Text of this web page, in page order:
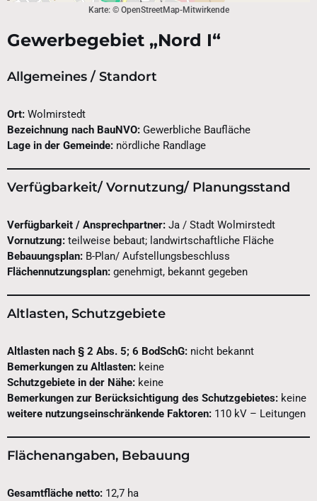
Karte: © OpenStreetMap-Mitwirkende
Gewerbegebiet „Nord I“
Allgemeines / Standort
Ort: Wolmirstedt
Bezeichnung nach BauNVO: Gewerbliche Baufläche
Lage in der Gemeinde: nördliche Randlage
Verfügbarkeit/ Vornutzung/ Planungsstand
Verfügbarkeit / Ansprechpartner: Ja / Stadt Wolmirstedt
Vornutzung: teilweise bebaut; landwirtschaftliche Fläche
Bebauungsplan: B-Plan/ Aufstellungsbeschluss
Flächennutzungsplan: genehmigt, bekannt gegeben
Altlasten, Schutzgebiete
Altlasten nach § 2 Abs. 5; 6 BodSchG: nicht bekannt
Bemerkungen zu Altlasten: keine
Schutzgebiete in der Nähe: keine
Bemerkungen zur Berücksichtigung des Schutzgebietes: keine
weitere nutzungseinschränkende Faktoren: 110 kV – Leitungen
Flächenangaben, Bebauung
Gesamtfläche netto: 12,7 ha